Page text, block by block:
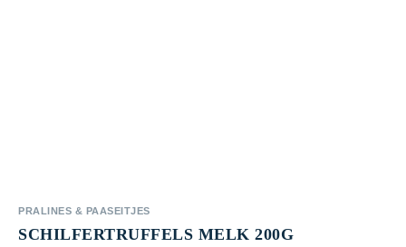
PRALINES & PAASEITJES
SCHILFERTRUFFELS MELK 200G